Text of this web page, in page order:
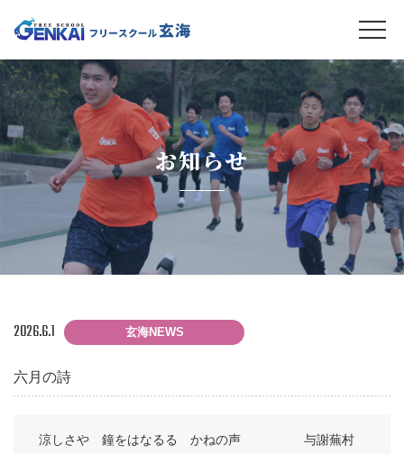
お知らせ
2026.6.1 玄海NEWS
六月の詩
涼しさや 鐘をはなるる かねの声 与謝蕪村